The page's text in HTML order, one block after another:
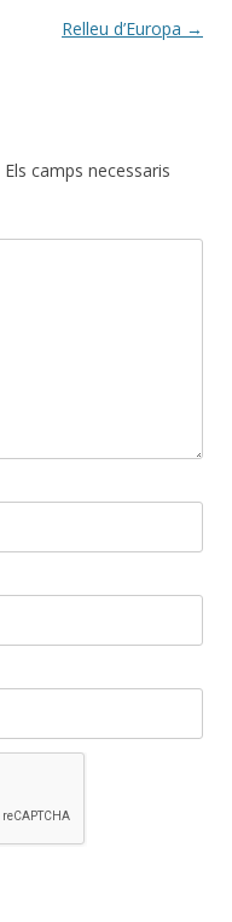
Relleu d’Europa →
Els camps necessaris